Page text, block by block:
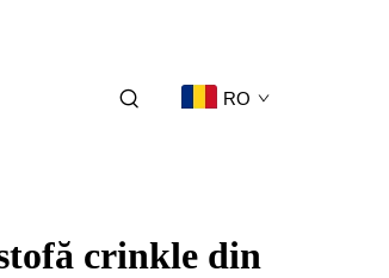
RO
crinkle din